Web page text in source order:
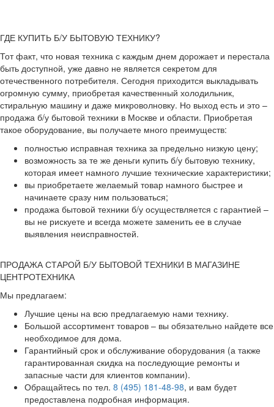
ГДЕ КУПИТЬ Б/У БЫТОВУЮ ТЕХНИКУ?
Тот факт, что новая техника с каждым днем дорожает и перестала
быть доступной, уже давно не является секретом для
отечественного потребителя. Сегодня приходится выкладывать
огромную сумму, приобретая качественный холодильник,
стиральную машину и даже микроволновку. Но выход есть и это –
продажа б/у бытовой техники в Москве и области. Приобретая
такое оборудование, вы получаете много преимуществ:
полностью исправная техника за предельно низкую цену;
возможность за те же деньги купить б/у бытовую технику,
которая имеет намного лучшие технические характеристики;
вы приобретаете желаемый товар намного быстрее и
начинаете сразу ним пользоваться;
продажа бытовой техники б/у осуществляется с гарантией –
вы не рискуете и всегда можете заменить ее в случае
выявления неисправностей.
ПРОДАЖА СТАРОЙ Б/У БЫТОВОЙ ТЕХНИКИ В МАГАЗИНЕ
ЦЕНТРОТЕХНИКА
Мы предлагаем:
Лучшие цены на всю предлагаемую нами технику.
Большой ассортимент товаров – вы обязательно найдете все
необходимое для дома.
Гарантийный срок и обслуживание оборудования (а также
гарантированная скидка на последующие ремонты и
запасные части для клиентов компании).
Обращайтесь по тел. 8 (495) 181-48-98, и вам будет
предоставлена подробная информация.